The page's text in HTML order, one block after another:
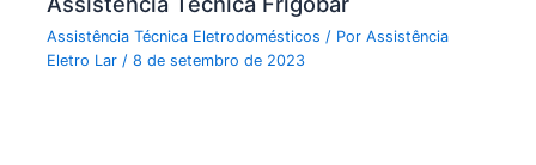
Assistência Técnica Eletrodomésticos / PorAssistência
Eletro Lar /8 de setembro de 2023